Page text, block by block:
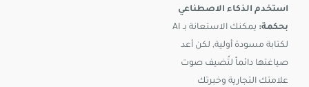
استخدم الذكاء الاصطناعي
بحكمة:
يمكنك الاستعانة بـ AI
لكتابة مسودة أولية, لكن أعد
صياغتها دائماً لتُضيف صوت
علامتك التجارية وخبرتك